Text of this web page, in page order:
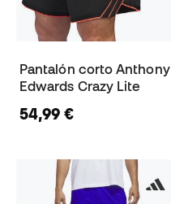
Pantalón corto Anthony
Edwards Crazy Lite
54,99 €